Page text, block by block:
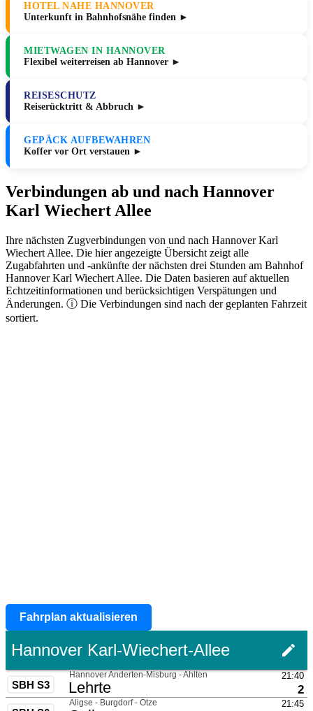
HOTEL NAHE HANNOVER
Unterkunft in Bahnhofsnähe finden ►
MIETWAGEN IN HANNOVER
Flexibel weiterreisen ab Hannover ►
REISESCHUTZ
Reiserücktritt & Abbruch ►
GEPÄCK AUFBEWAHREN
Koffer vor Ort verstauen ►
Verbindungen ab und nach Hannover
Karl Wiechert Allee
Ihre nächsten Zugverbindungen von und nach Hannover Karl
Wiechert Allee. Die hier angezeigte Übersicht zeigt alle
Zugabfahrten und -ankünfte der nächsten drei Stunden am Bahnhof
Hannover Karl Wiechert Allee. Die Daten basieren auf aktuellen
Echtzeitinformationen und berücksichtigen Verspätungen und
Änderungen. ⓘ Die Verbindungen sind nach der geplanten Fahrzeit
sortiert.
Fahrplan aktualisieren